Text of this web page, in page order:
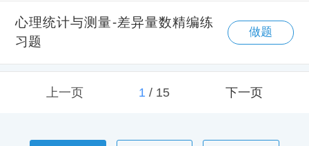
心理统计与测量-差异量数精编练
习题
做题
上一页 1/ 15 下一页